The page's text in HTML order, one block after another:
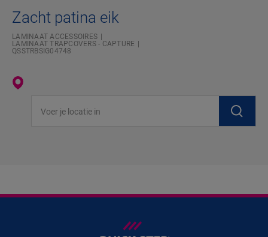
Zacht patina eik
LAMINAAT ACCESSOIRES
LAMINAAT TRAPCOVERS - CAPTURE
QSSTRBSIG04748